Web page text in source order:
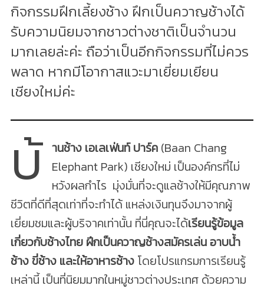
กิจกรรมฝึกเลี้ยงช้าง ฝึกเป็นควาญช้างได้
รับความนิยมจากชาวต่างชาติเป็นจำนวน
มากเลยล่ะค่ะ ถือว่าเป็นอีกกิจกรรมที่ไม่ควร
พลาด หากมีโอากาสแวะมาเยี่ยมเยียน
เชียงใหม่ค่ะ
บ้ านช้าง เอเลเฟ่นท์ ปาร์ค(Baan Chang
Elephant Park) เชียงใหม่ เป็นองค์กรที่ไม่
หวังผลกำไร มุ่งมั่นที่จะดูแลช้างให้มีคุณภาพ
ชีวิตที่ดีที่สุดเท่าที่จะทำได้ แหล่งเงินทุนจึงมาจากผู้
เยี่ยมชมและผู้บริจาคเท่านั้น ที่นี่คุณจะได้เรียนรู้ข้อมูล
เกี่ยวกับช้างไทย ฝึกเป็นควาญช้างสมัครเล่น อาบน้ำ
ช้าง ขี่ช้าง และให้อาหารช้างโดยโปรแกรมการเรียนรู้
เหล่านี้ เป็นที่นิยมมากในหมู่ชาวต่างประเทศ ด้วยความ